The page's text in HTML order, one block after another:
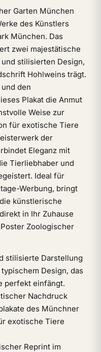
Garten München
des Künstlers
München. Das
zwei majestätische
stilisierten Design,
Hohlweins trägt.
den
Plakat die Anmut
Weise zur
für exotische Tiere
der
Eleganz mit
Tierliebhaber und
Ideal für
Werbung, bringt
künstlerische
in Ihr Zuhause
Zoologischer
stilisierte Darstellung
Design, das
perfekt einfängt.
Nachdruck
des Münchner
exotische Tiere
Reprint im